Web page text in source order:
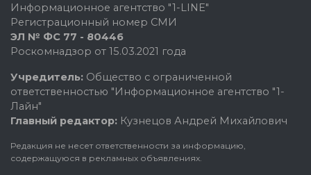
Информационное агентство "1-LINE"
Регистрационный номер СМИ
ЭЛ № ФС 77 - 80446
Роскомнадзор от 15.03.2021 года
Учредитель: Общество с ограниченной
ответственностью "Информационное агентство "1-
Лайн"
Главный редактор: Кузнецов Андрей Михайлович
Редакция не несет ответственности за информацию,
содержащуюся в рекламных объявлениях.